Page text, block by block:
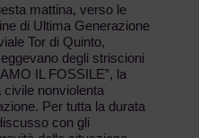
mattina, verso le
di Ultima Generazione
Tor di Quinto,
degli striscioni
IL FOSSILE”, la
nonviolenta
Per tutta la durata
con gli